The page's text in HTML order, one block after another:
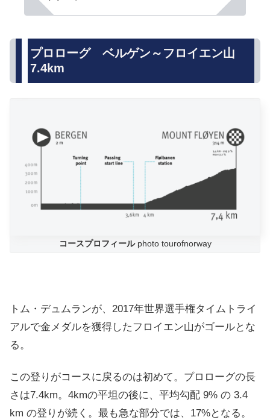
プロローグ ベルゲン～フロイエン山
7.4km
コースプロフィールphoto tourofnorway
トム・デュムランが、2017年世界選手権タイムトライ
アルで金メダルを獲得したフロイエン山がゴールとな
る。
この登りがコースに戻るのは初めて。プロローグの長
さは7.4km。4kmの平坦の後に、平均勾配 9% の 3.4
km の登りが続く。最も急な部分では、17%となる。